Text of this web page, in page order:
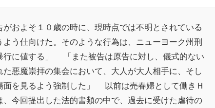
がおよそ１０歳の時に、現時点では不明とされている
う仕向けた。そのような行為は、ニューヨーク州刑
行に値する」 「また被告は原告に対し、儀式的ない
悪魔崇拝の集会において、大人が大人相手に、そし
面を見るよう強制した」 以前は売春婦として働きＨ
、今回提出した法的書類の中で、過去に受けた虐待の